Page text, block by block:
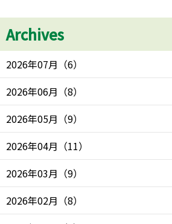
Archives
2026年07月 （6）
2026年06月 （8）
2026年05月 （9）
2026年04月 （11）
2026年03月 （9）
2026年02月 （8）